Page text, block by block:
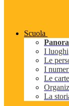
Scuola
I luoghi
Le
I
Le
La